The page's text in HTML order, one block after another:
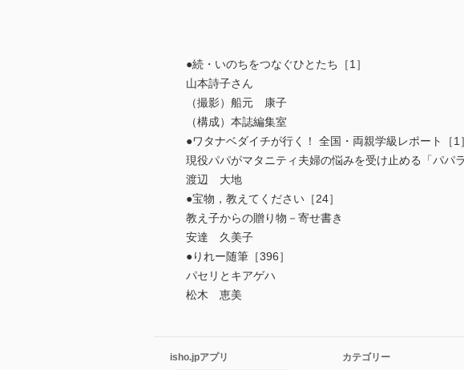
●続・いのちをつなぐひとたち［1］
山本詩子さん
（撮影）船元 康子
（構成）本誌編集室
●ワタナベダイチが行く！ 全国・両親学級レポート［1］
現役パパがマタニティ夫婦の悩みを受け止める「パパ
渡辺 大地
●宝物，教えてください［24］
教え子からの贈り物－寄せ書き
安達 久美子
●りれー随筆［396］
パセリとキアゲハ
松木 恵美
isho.jpアプリ
カテゴリー